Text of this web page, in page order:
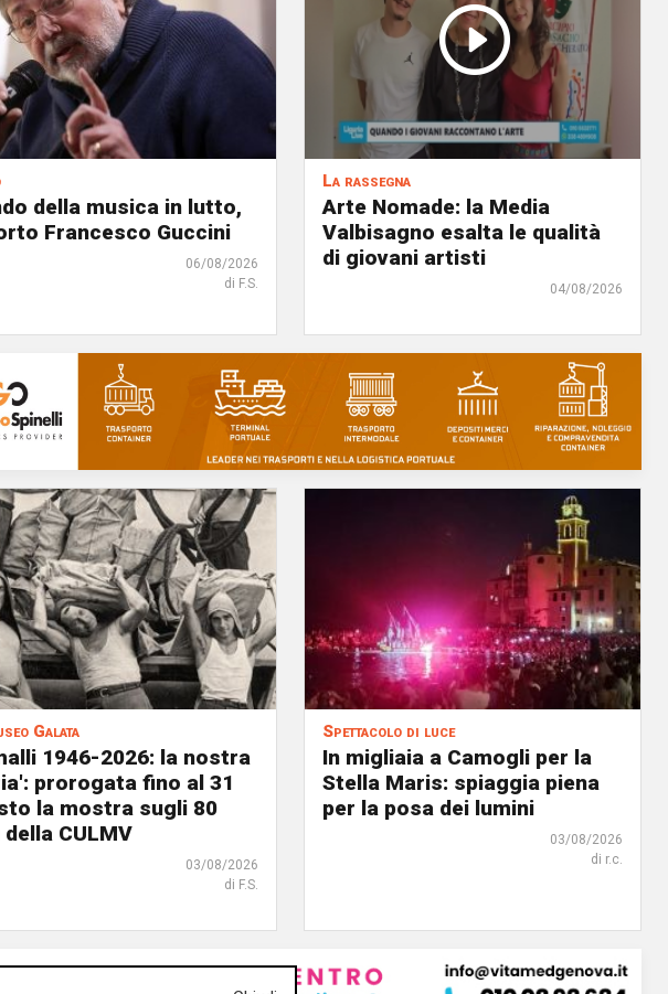
della musica in lutto,
Francesco Guccini
06/08/2026
di F.S.
La rassegna
Arte Nomade: la Media
Valbisagno esalta le qualità
di giovani artisti
04/08/2026
Galata
1946-2026: la nostra
prorogata fino al 31
la mostra sugli 80
della CULMV
03/08/2026
di F.S.
Spettacolo di luce
In migliaia a Camogli per la
Stella Maris: spiaggia piena
per la posa dei lumini
03/08/2026
di r.c.